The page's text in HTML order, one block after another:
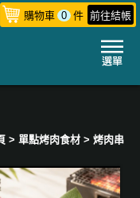
購物車 0 件 前往結帳
> 單點烤肉食材 > 烤肉串